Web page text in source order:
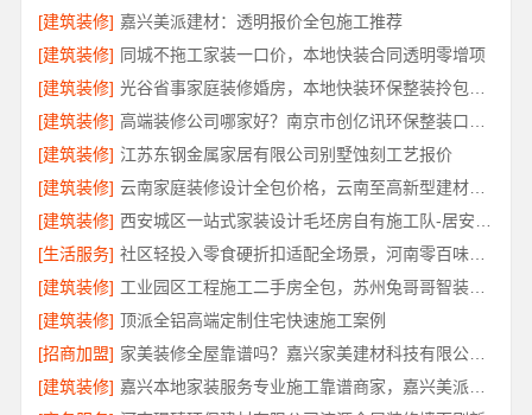
[建筑装修] 嘉兴美派建材：透明报价全包施工推荐
[建筑装修] 同城不拖工家装一口价，本地快装合同透明零增项
[建筑装修]
[建筑装修]
[建筑装修] 江苏东钢金属家居有限公司别墅蚀刻工艺报价
[建筑装修]
云南家庭装修设计全包价格，云南至高新型建材有限公司精准预算
[建筑装修]
[生活服务]
社区轻投入零食硬折扣适配全场景，河南零百味供应链有限公司
[建筑装修]
工业园区工程施工二手房全包，苏州兔哥哥智装新材料有限公司责任明确
[建筑装修] 顶派全铝高端定制住宅快速施工案例
[招商加盟]
家美装修全屋靠谱吗？嘉兴家美建材科技有限公司专业解答
[建筑装修]